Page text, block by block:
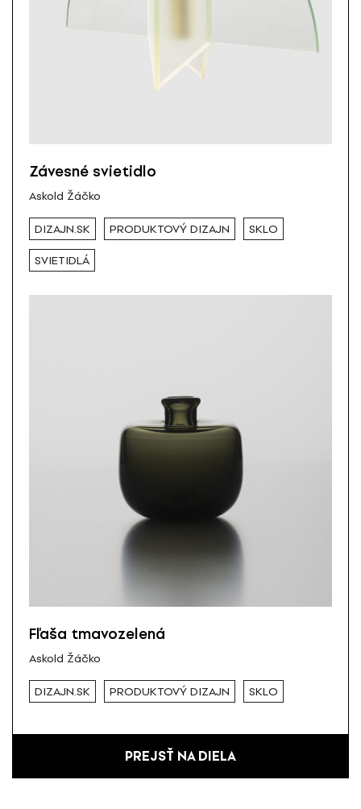
Závesné svietidlo
Askold Žáčko
DIZAJN.SK PRODUKTOVÝ DIZAJN SKLO
SVIETIDLÁ
Fľaša tmavozelená
Askold Žáčko
DIZAJN.SK PRODUKTOVÝ DIZAJN SKLO
PREJSŤ NA DIELA